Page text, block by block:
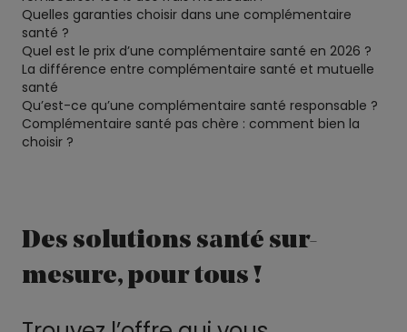
Quelles garanties choisir dans une complémentaire
santé ?
Quel est le prix d’une complémentaire santé en 2026 ?
La différence entre complémentaire santé et mutuelle
santé
Qu’est-ce qu’une complémentaire santé responsable ?
Complémentaire santé pas chère : comment bien la
choisir ?
Des solutions santé sur-
mesure, pour tous !